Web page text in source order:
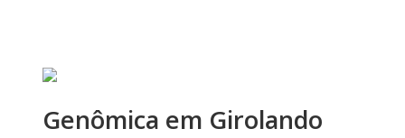
Genômica em Girolando